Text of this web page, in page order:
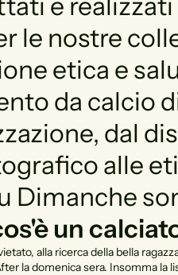
le nostre
etica e
da calcio
dal
alle
Dimanche
un
alla ricerca della bella
la domenica sera. Insomma la